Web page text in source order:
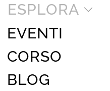
ESPLORA
EVENTI
CORSO
BLOG